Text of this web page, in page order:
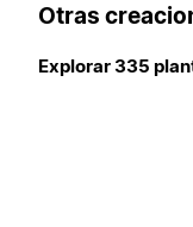
Otras
Explorar 335